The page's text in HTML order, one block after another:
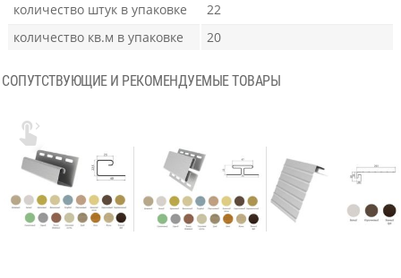
количество штук в упаковке
22
количество кв.м в упаковке
20
СОПУТСТВУЮЩИЕ И РЕКОМЕНДУЕМЫЕ ТОВАРЫ
